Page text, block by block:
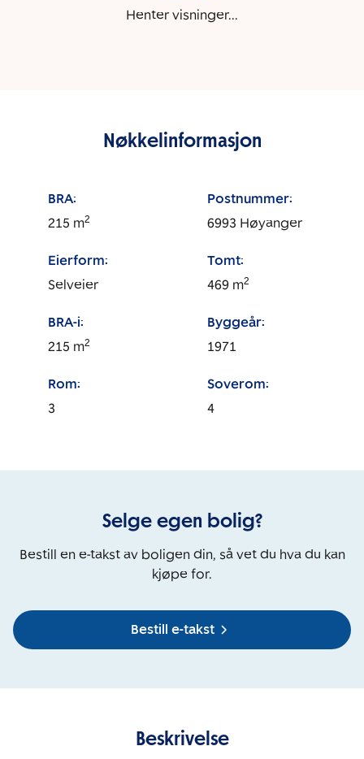
Henter visninger...
Nøkkelinformasjon
BRA:
215 m2
Postnummer:
6993 Høyanger
Eierform:
Selveier
Tomt:
469 m2
BRA-i:
215 m2
Byggeår:
1971
Rom:
3
Soverom:
4
Selge egen bolig?
Bestill en e-takst av boligen din, så vet du hva du kan
kjøpe for.
Bestill e-takst
Beskrivelse